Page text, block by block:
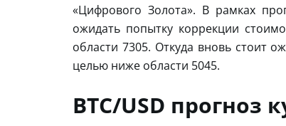
«Цифрового Золота». В рамках
ожидать попытку коррекции
области 7305. Откуда вновь стоит
целью ниже области 5045.
BTC/USD прогноз